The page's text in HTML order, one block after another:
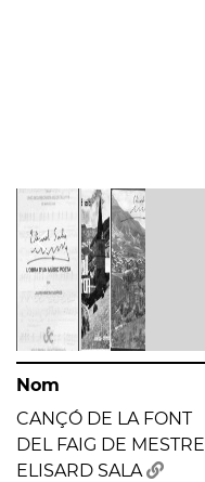
Nom
CANÇÓ DE LA FONT
DEL FAIG DE MESTRE
ELISARD SALA